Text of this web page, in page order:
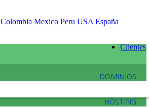
Colombia Mexico Peru USA España
Clientes
DOMINIOS
HOSTING